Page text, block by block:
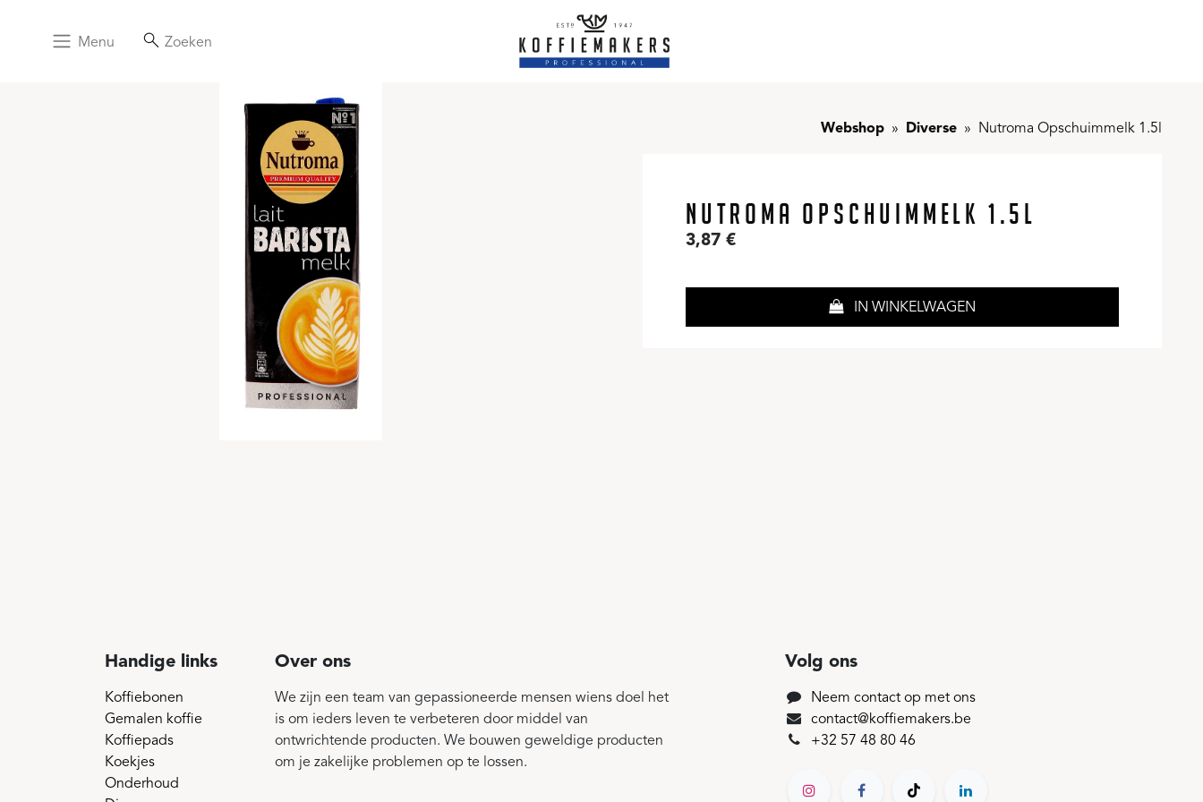
Menu Zoeken
Webshop Diverse Nutroma Opschuimmelk 1.5l
NUTROMA OPSCHUIMMELK 1.5L
3,87 €
IN WINKELWAGEN
Handige links
Koffiebonen
Gemalen koffie
Koffiepads
Koekjes
Onderhoud
Over ons
We zijn een team van gepassioneerde mensen wiens doel het
is om ieders leven te verbeteren door middel van
ontwrichtende producten. We bouwen geweldige producten
om je zakelijke problemen op te lossen.
Volg ons
Neem contact op met ons
contact@koffiemakers.be
+32 57 48 80 46